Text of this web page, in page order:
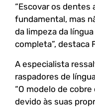
“Escovar os dentes
fundamental, mas
da limpeza da
completa”, destaca
A especialista
raspadores de
“O modelo de
devido às suas